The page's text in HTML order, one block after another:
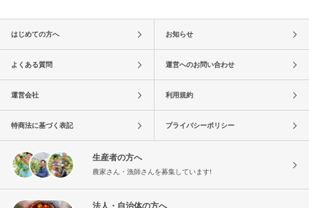
はじめての方へ お知らせ
よくある質問 運営へのお問い合わせ
運営会社 利用規約
特商法に基づく表記 プライバシーポリシー
生産者の方へ
農家さん・漁師さんを募集しています!
法人・自治体の方へ